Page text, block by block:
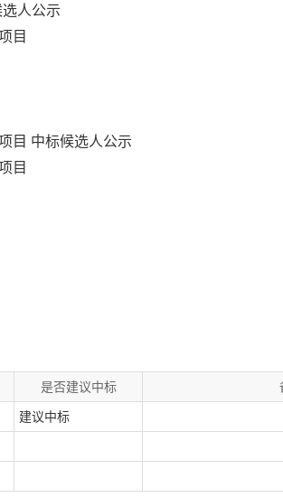
人公示
目
目 中标候选人公示
目
是否建议中标
建议中标